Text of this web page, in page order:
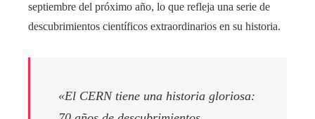
septiembre del próximo año, lo que refleja una serie de
descubrimientos científicos extraordinarios en su historia.
«El CERN tiene una historia gloriosa: